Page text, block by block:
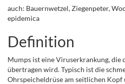
auch: Bauernwetzel, Ziegenpeter,
epidemica
Definition
Mumps ist eine Viruserkrankung,
übertragen wird. Typisch ist die
Ohrspeicheldrüse am seitlichen Kopf